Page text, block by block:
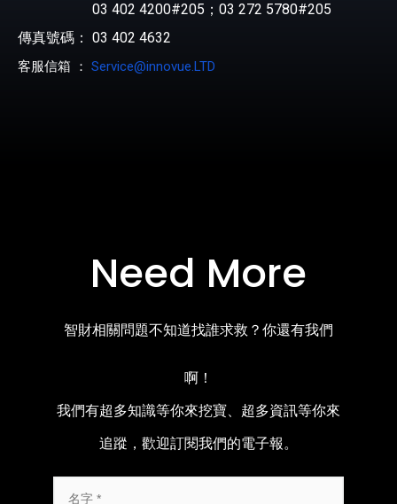
03 402 4200#205；03 272 5780#205
傳真號碼： 03 402 4632
客服信箱 ： Service@innovue.LTD
Need More
智財相關問題不知道找誰求救？你還有我們
啊！
我們有超多知識等你來挖寶、超多資訊等你來
追蹤，歡迎訂閱我們的電子報。